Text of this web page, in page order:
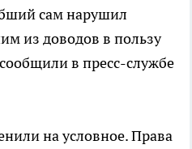
сам нарушил
из доводов в пользу
в пресс-службе
на условное. Права